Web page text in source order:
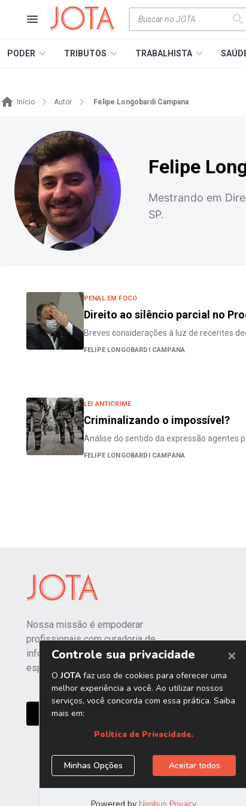
PODER TRIBUTOS TRABALHISTA
Início Autor Felipe Longobardi Campana
Felipe
Mestrando em
SP.
PENAL EM FOCO
Direito ao silêncio parcial no
Breves considerações à luz de recentes
FELIPE LONGOBARDI CAMPANA
LEI ANTICRIME
Criminalizando o impossível?
Análise do sentido da expressão agentes
FELIPE LONGOBARDI CAMPANA
Nossa missão é empoderar
profissionais com curadoria de
informações independentes e
especializadas.
CONHEÇA O JOTA PRO